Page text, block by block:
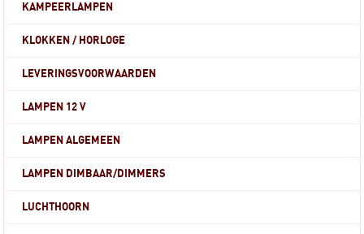
KAMPEERLAMPEN
KLOKKEN / HORLOGE
LEVERINGSVOORWAARDEN
LAMPEN 12 V
LAMPEN ALGEMEEN
LAMPEN DIMBAAR/DIMMERS
LUCHTHOORN